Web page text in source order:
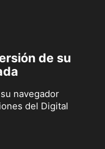
de su
navegador
del Digital